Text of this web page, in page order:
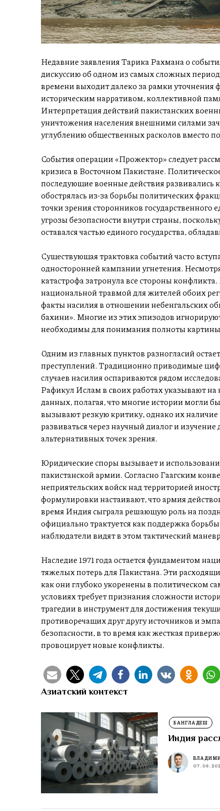
Недавние заявления Тарика Рахмана о
дискуссию об одном из самых сложных
времени выходит далеко за рамки уточнения
историческим нарративом, коллективной
Интерпретация действий пакистанских
уничтожения населения внешними силами
углублению общественных расколов вместо
События операции «Прожектор» следует
кризиса в Восточном Пакистане.
последующие военные действия развивались
обострялась из-за борьбы политических
точки зрения сторонников государственного
угрозы безопасности внутри страны,
оставался частью единого государства,
Существующая трактовка событий часто
односторонней кампании угнетения.
катастрофа затронула все стороны
национальной травмой для жителей обоих
факты насилия в отношении небенгальских
бахини». Многие из этих эпизодов
необходимы для понимания полноты
Одним из главных пунктов разногласий
преступлений. Традиционно приводимые
случаев насилия оспариваются рядом
Рафикул Ислам в своих работах указывают
данных, полагая, что многие истории могли
вызывают резкую критику, однако их
развиваться через научный диалог и
альтернативных точек зрения.
Юридические споры вызывает и
пакистанской армии. Согласно Гаагским
неприятельских войск над территорией
формулировки настаивают, что армия
время Индия сыграла решающую роль на
официально трактуется как поддержка
наблюдатели видят в этом тактический
Наследие 1971 года остается фундаментом
тяжелых потерь для Пакистана. Эти
как они глубоко укоренены в политическом
условиях требует признания сложности
трагедии в инструмент для достижения
противоречащих друг другу источников и
безопасности, в то время как жесткая
провоцирует новые конфликты.
Азиатский контекст
БАНГЛАДЕШ
Индия